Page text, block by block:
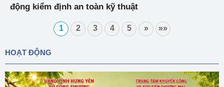
động kiểm định an toàn kỹ thuật
1 2 3 4 5 » »»
HOẠT ĐỘNG